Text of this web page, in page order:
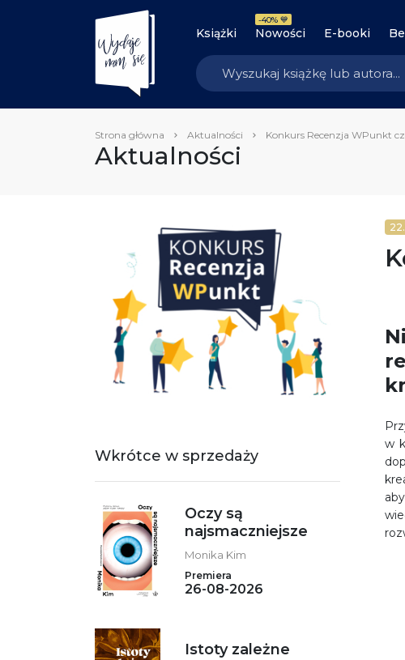
Książki Nowości
-40% 💙
E-booki
Strona główna Aktualności Konkurs Recenzja WPunkt
Aktualności
Wkrótce w sprzedaży
Oczy są
najsmaczniejsze
Monika Kim
Premiera
26-08-2026
Istoty zależne
w